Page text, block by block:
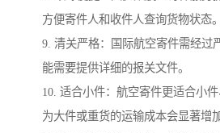
方便寄件人和收件人查询货物状态。
9. 清关严格：国际航空寄件需经过
能需要提供详细的报关文件。
10. 适合小件：航空寄件更适合小
为大件或重货的运输成本会显著增加